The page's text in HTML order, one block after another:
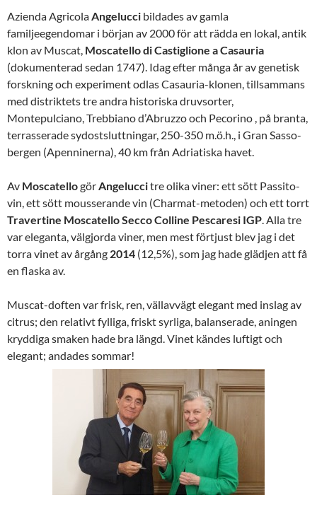
Azienda Agricola Angelucci bildades av gamla
familjeegendomar i början av 2000 för att rädda en lokal, antik
klon av Muscat, Moscatello di Castiglione a Casauria
(dokumenterad sedan 1747). Idag efter många år av genetisk
forskning och experiment odlas Casauria-klonen, tillsammans
med distriktets tre andra historiska druvsorter,
Montepulciano, Trebbiano d’Abruzzo och Pecorino , på branta,
terrasserade sydostsluttningar, 250-350 m.ö.h., i Gran Sasso-
bergen (Apenninerna), 40 km från Adriatiska havet.
Av Moscatellogör Angeluccitre olika viner: ett sött Passito-
vin, ett sött mousserande vin (Charmat-metoden) och ett torrt
Travertine MoscatelloSeccoColline Pescaresi IGP . Alla tre
var eleganta, välgjorda viner, men mest förtjust blev jag i det
torra vinet av årgång 2014 (12,5%), som jag hade glädjen att få
en flaska av.
Muscat-doften var frisk, ren, vällavvägt elegant med inslag av
citrus; den relativt fylliga, friskt syrliga, balanserade, aningen
kryddiga smaken hade bra längd. Vinet kändes luftigt och
elegant; andades sommar!